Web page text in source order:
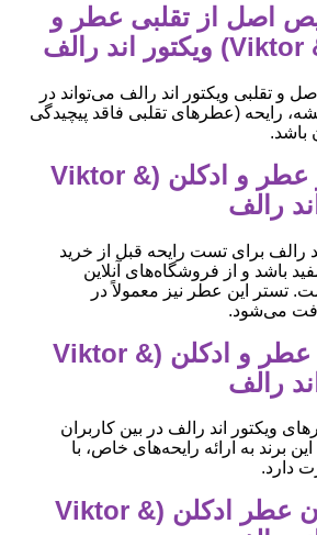
اصل از تقلبی عطر و
و تقلبی ویکتور اند رالف می‌تواند در
رایحه (عطرهای تقلبی فاقد پیچیدگی
باشد.
دکانت و دستر عطر و ادکلن (Viktor &
رالف برای تست رایحه قبل از خرید
باشد و از فروشگاه‌های آنلاین
تستر این عطر نیز معمولاً در
می‌شود.
میزان رضایت عطر و ادکلن (Viktor &
ویکتور اند رالف در بین کاربران
برند به ارائه رایحه‌های خاص، با
دارد.
نظرات کاربران عطر ادکلن (Viktor &